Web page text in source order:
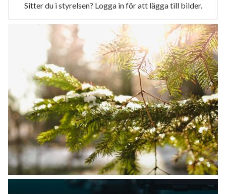
Sitter du i styrelsen? Logga in för att lägga till bilder.